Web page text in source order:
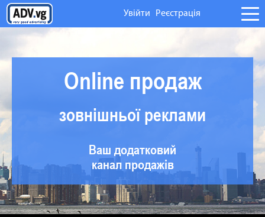
Увійти Реєстрація
Агентствам
Отзывы
Контакты
Инструкции
Online продаж
зовнішньої реклами
Ваш додатковий
канал продажів